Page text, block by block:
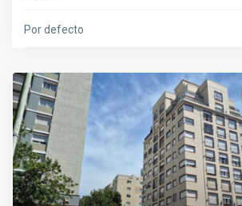
Por defecto